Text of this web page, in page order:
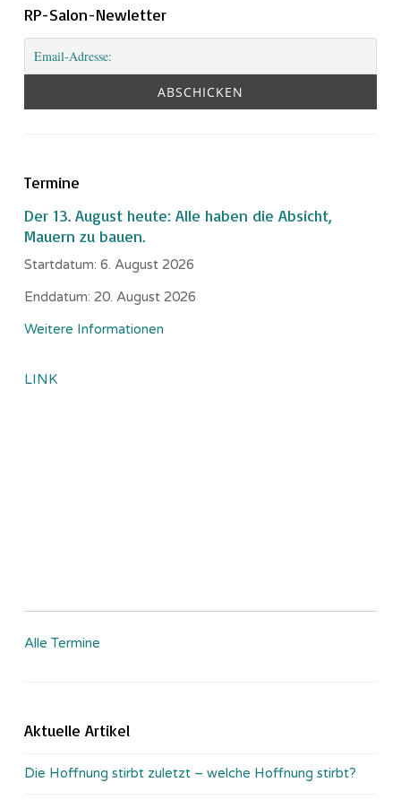
RP-Salon-Newletter
Termine
Der 13. August heute: Alle haben die Absicht,
Mauern zu bauen.
Startdatum: 6. August 2026
Enddatum: 20. August 2026
Weitere Informationen
LINK
Alle Termine
Aktuelle Artikel
Die Hoffnung stirbt zuletzt – welche Hoffnung stirbt?